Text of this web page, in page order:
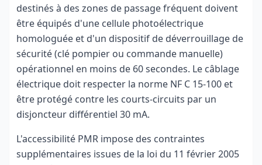
destinés à des zones de passage fréquent doivent
être équipés d'une cellule photoélectrique
homologuée et d'un dispositif de déverrouillage de
sécurité (clé pompier ou commande manuelle)
opérationnel en moins de 60 secondes. Le câblage
électrique doit respecter la norme NF C 15-100 et
être protégé contre les courts-circuits par un
disjoncteur différentiel 30 mA.
L'accessibilité PMR impose des contraintes
supplémentaires issues de la loi du 11 février 2005